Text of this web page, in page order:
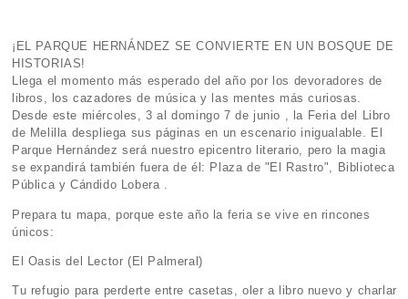
¡EL PARQUE HERNÁNDEZ SE CONVIERTE EN UN BOSQUE DE
HISTORIAS!
Llega el momento más esperado del año por los devoradores de
libros, los cazadores de música y las mentes más curiosas.
Desde este miércoles, 3 al domingo 7 de junio , la Feria del Libro
de Melilla despliega sus páginas en un escenario inigualable. El
Parque Hernández será nuestro epicentro literario, pero la magia
se expandirá también fuera de él: Plaza de "El Rastro", Biblioteca
Pública y Cándido Lobera .
Prepara tu mapa, porque este año la feria se vive en rincones
únicos:
El Oasis del Lector (El Palmeral)
Tu refugio para perderte entre casetas, oler a libro nuevo y charlar